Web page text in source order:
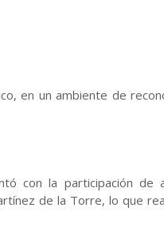
en un ambiente de
con la participación de
de la Torre, lo que